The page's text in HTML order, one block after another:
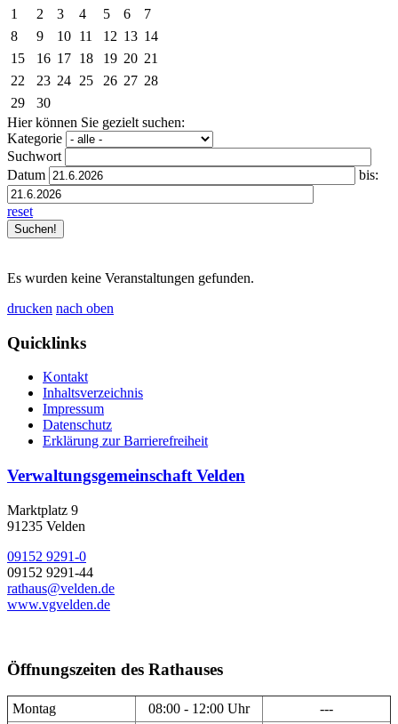
1
2 3 4 5 6
7
8
9 10 11 12 13 14
15
16 17 18 19 20 21
22
23 24 25 26 27 28
29
30
Hier können Sie gezielt suchen:
Kategorie
Suchwort
Datum
bis:
reset
Es wurden keine Veranstaltungen gefunden.
drucken nach oben
Quicklinks
Kontakt
Inhaltsverzeichnis
Impressum
Datenschutz
Erklärung zur Barrierefreiheit
Verwaltungsgemeinschaft Velden
Marktplatz 9
91235 Velden
09152 9291-0
09152 9291-44
rathaus@velden.de
www.vgvelden.de
Öffnungszeiten des Rathauses
Montag 08:00 - 12:00 Uhr
---